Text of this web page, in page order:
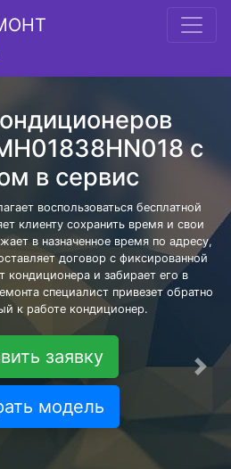
с
в сервис
воспользоваться бесплатной
клиенту сохранить время и свои
в назначенное время по адресу,
договор с фиксированной
кондиционера и забирает его в
специалист привезет обратно
к работе кондиционер.
заявку
модель